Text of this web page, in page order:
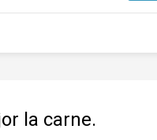
la carne.